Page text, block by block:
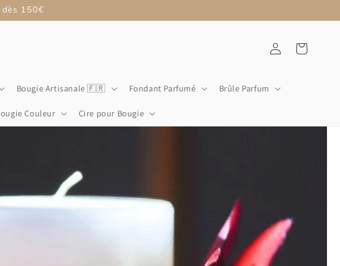
dès 150€
Bougie Artisanale 🇫🇷 Fondant Parfumé Brûle Parfum
Couleur Cire pour Bougie
Connexion Panier